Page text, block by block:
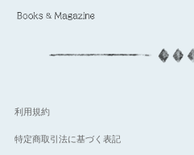
利用規約
特定商取引法に基づく表記